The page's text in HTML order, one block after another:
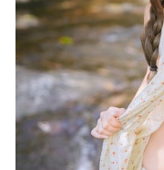
女主K NO.37 圣诞麋
[Xiuren秀人网
2023-04-20
[Ugirls尤果网]爱尤
2025-09-18